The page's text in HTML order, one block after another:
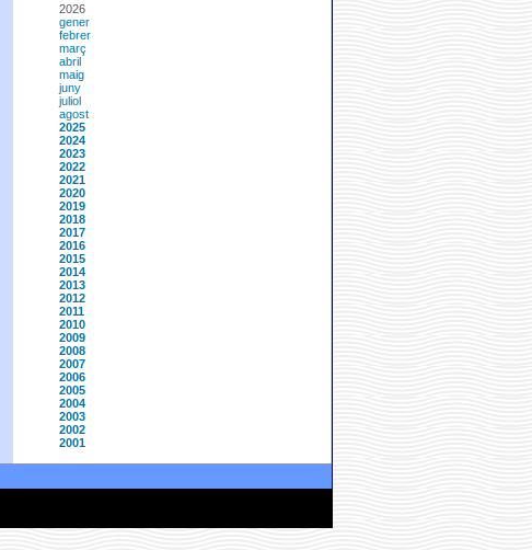
2026
gener
febrer
març
abril
maig
juny
juliol
agost
2025
2024
2023
2022
2021
2020
2019
2018
2017
2016
2015
2014
2013
2012
2011
2010
2009
2008
2007
2006
2005
2004
2003
2002
2001